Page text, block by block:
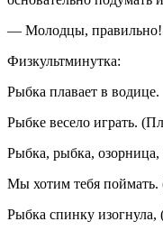
— Молодцы, правильно!
Физкультминутка:
Рыбка плавает в водице.
Рыбке весело играть.
Рыбка, рыбка, озорница,
Мы хотим тебя
Рыбка спинку